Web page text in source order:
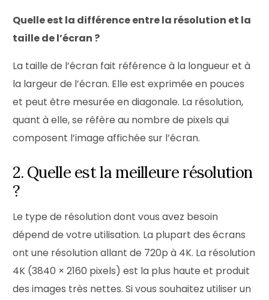
Quelle est la différence entre la résolution et la
taille de l’écran ?
La taille de l’écran fait référence à la longueur et à
la largeur de l’écran. Elle est exprimée en pouces
et peut être mesurée en diagonale. La résolution,
quant à elle, se réfère au nombre de pixels qui
composent l’image affichée sur l’écran.
2. Quelle est la meilleure résolution
?
Le type de résolution dont vous avez besoin
dépend de votre utilisation. La plupart des écrans
ont une résolution allant de 720p à 4K. La résolution
4K (3840 × 2160 pixels) est la plus haute et produit
des images très nettes. Si vous souhaitez utiliser un